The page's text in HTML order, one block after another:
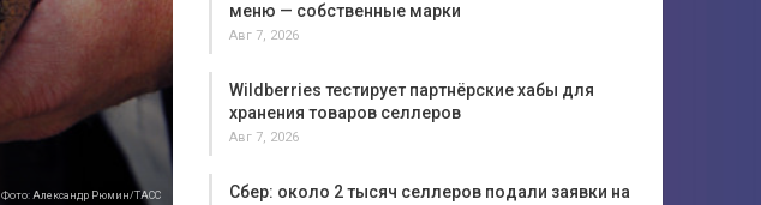
Фото: Александр Рюмин/ТАСC
меню — собственные марки
Авг 7, 2026
Wildberries тестирует партнёрские хабы для
хранения товаров селлеров
Авг 7, 2026
Сбер: около 2 тысяч селлеров подали заявки на